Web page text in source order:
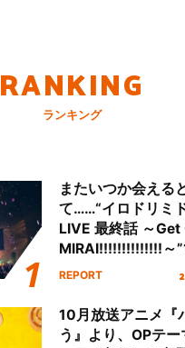
RANKING
ランキング
またいつか会える
て……“イロドリミ
LIVE 最終話 ～Get
MIRAI!!!!!!!!!!!!!!～
動を経てファイナ
REPORT
10月放送アニメ『
う』より、OPテー